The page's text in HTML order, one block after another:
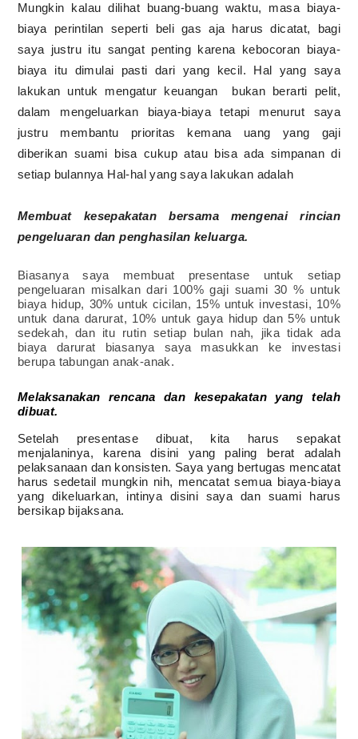
Mungkin kalau dilihat buang-buang waktu, masa biaya-
biaya perintilan seperti beli gas aja harus dicatat, bagi
saya justru itu sangat penting karena kebocoran biaya-
biaya itu dimulai pasti dari yang kecil. Hal yang saya
lakukan untuk mengatur keuangan bukan berarti pelit,
dalam mengeluarkan biaya-biaya tetapi menurut saya
justru membantu prioritas kemana uang yang gaji
diberikan suami bisa cukup atau bisa ada simpanan di
setiap bulannya Hal-hal yang saya lakukan adalah
Membuat kesepakatan bersama mengenai rincian
pengeluaran dan penghasilan keluarga.
Biasanya saya membuat presentase untuk setiap
pengeluaran misalkan dari 100% gaji suami 30 % untuk
biaya hidup, 30% untuk cicilan, 15% untuk investasi, 10%
untuk dana darurat, 10% untuk gaya hidup dan 5% untuk
sedekah, dan itu rutin setiap bulan nah, jika tidak ada
biaya darurat biasanya saya masukkan ke investasi
berupa tabungan anak-anak.
Melaksanakan rencana dan kesepakatan yang telah
dibuat.
Setelah presentase dibuat, kita harus sepakat
menjalaninya, karena disini yang paling berat adalah
pelaksanaan dan konsisten. Saya yang bertugas mencatat
harus sedetail mungkin nih, mencatat semua biaya-biaya
yang dikeluarkan, intinya disini saya dan suami harus
bersikap bijaksana.